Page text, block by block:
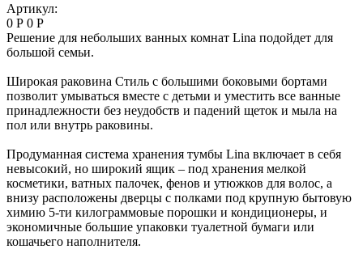
Артикул:
0 Р 0 Р
Решение для небольших ванных комнат Lina подойдет для
большой семьи.
Широкая раковина Стиль с большими боковыми бортами
позволит умываться вместе с детьми и уместить все ванные
принадлежности без неудобств и падений щеток и мыла на
пол или внутрь раковины.
Продуманная система хранения тумбы Lina включает в себя
невысокий, но широкий ящик – под хранения мелкой
косметики, ватных палочек, фенов и утюжков для волос, а
внизу расположены дверцы с полками под крупную бытовую
химию 5-ти килограммовые порошки и кондиционеры, и
экономичные большие упаковки туалетной бумаги или
кошачьего наполнителя.